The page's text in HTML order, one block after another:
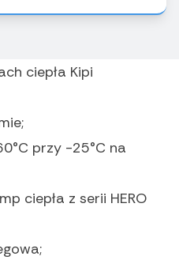
ciepła Kipi
przy -25°C na
ciepła z serii HERO